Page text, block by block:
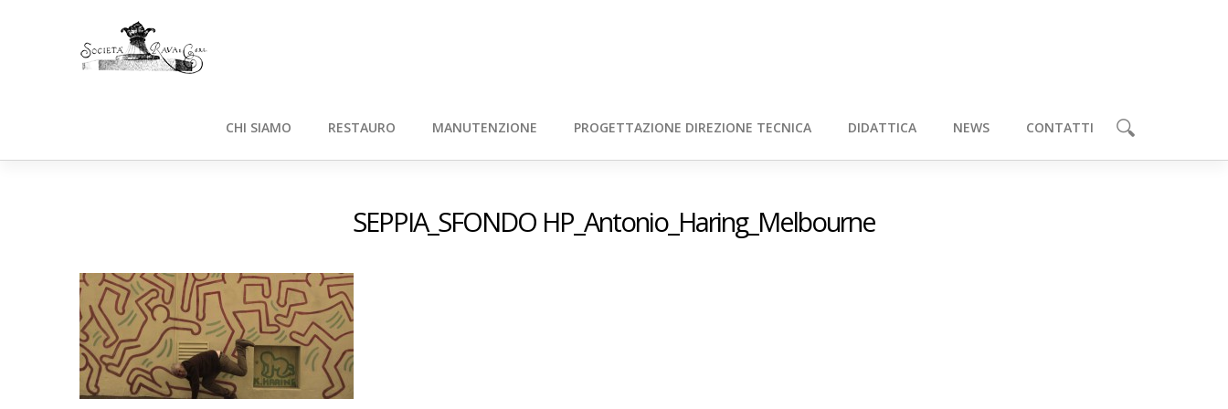
CHI SIAMO RESTAURO MANUTENZIONE PROGETTAZIONE DIREZIONE TECNICA DIDATTICA NEWS CONTATTI
SEPPIA_SFONDO HP_Antonio_Haring_Melbourne